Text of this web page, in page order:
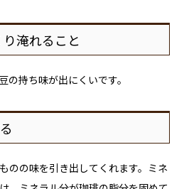
淹れること
の持ち味が出にくいです。
のの味を引き出してくれます。ミネ